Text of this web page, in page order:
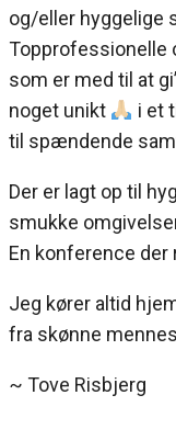
og/eller hyggelige
Topprofessionelle
som er med til at
noget unikt
i et
til spændende
Der er lagt op til
smukke
En konference
Jeg kører altid
fra skønne
~ Tove Risbjerg